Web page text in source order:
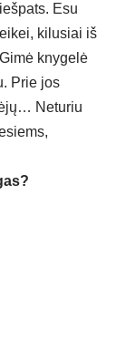
Esu
kilusiai iš
knygelė
Prie jos
Neturiu